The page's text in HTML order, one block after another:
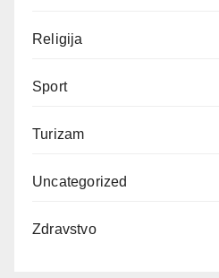
Religija
Sport
Turizam
Uncategorized
Zdravstvo